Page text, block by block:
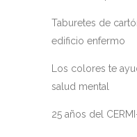
Taburetes de
edificio enfermo
Los colores te
salud mental
25 años del